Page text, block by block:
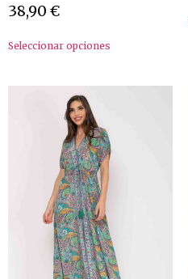
38,90 €
Seleccionar opciones